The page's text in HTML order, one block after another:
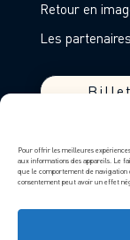
Pour offrir les meilleures
aux informations des appareils. Le
que le comportement de navigation
consentement peut avoir un effet
Retour en
Les partenaires
Entreprises
Politique de